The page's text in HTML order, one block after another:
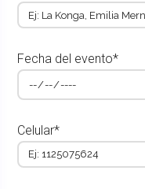
Fecha del evento*
Celular*